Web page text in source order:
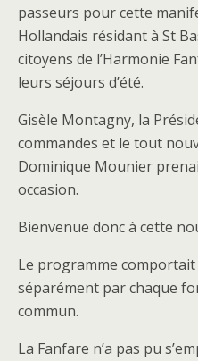
passeurs pour cette
Hollandais résidant à St
citoyens de l’Harmonie
leurs séjours d’été.
Gisèle Montagny, la
commandes et le tout
Dominique Mounier
occasion.
Bienvenue donc à cette
Le programme
séparément par chaque
commun.
La Fanfare n’a pas pu